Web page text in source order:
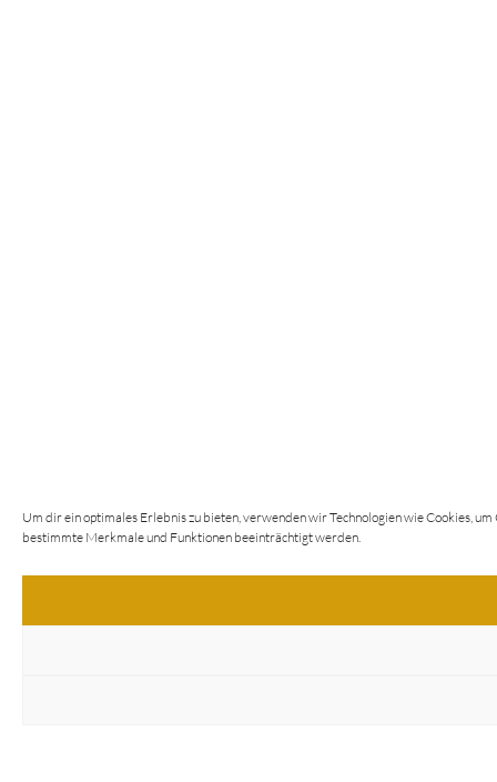
Um dir ein optimales Erlebnis zu bieten, verwenden wir Technologien wie Cookies,
bestimmte Merkmale und Funktionen beeinträchtigt werden.